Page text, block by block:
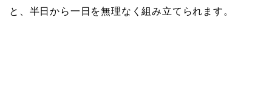
と、半日から一日を無理なく組み立てられます。